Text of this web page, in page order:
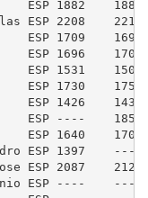
ESP 1882
ESP 2208
ESP 1709
ESP 1696
ESP 1531
ESP 1730
ESP 1426
ESP ----
ESP 1640
ESP 1397
ESP 2087
ESP ----